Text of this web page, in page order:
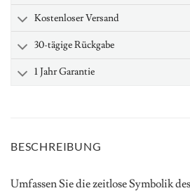
Kostenloser Versand
30-tägige Rückgabe
1 Jahr Garantie
BESCHREIBUNG
Umfassen Sie die zeitlose Symbolik